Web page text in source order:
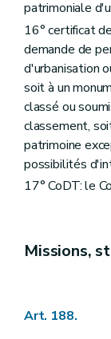
patrimoniale
16° certificat
demande de
d'urbanisation
soit à un
classé ou
classement,
patrimoine
possibilités
17° CoDT: le
Missions,
Art. 188.